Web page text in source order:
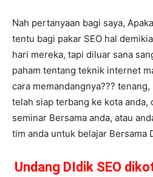
Nah pertanyaan bagi saya,
tentu bagi pakar SEO hal
hari mereka, tapi diluar sana
paham tentang teknik internet
cara memandangnya???
telah siap terbang ke kota anda,
seminar Bersama anda, atau
tim anda untuk belajar Bersama
Undang DIdik SEO